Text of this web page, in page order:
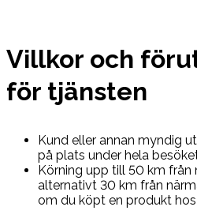
Villkor och
för tjänsten
Kund eller annan myndig
på plats under hela
Körning upp till 50 km från
alternativt 30 km från
om du köpt en produkt